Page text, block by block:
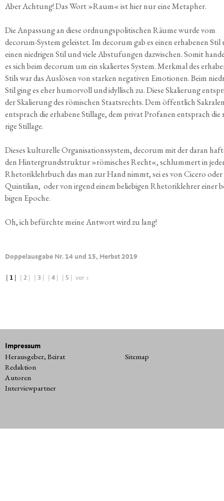
Aber Ach­tung! Das Wort »Raum« ist hier nur eine Metapher.
Die Anpas­sung an die­se ord­nungs­po­li­ti­schen Räu­me wur­de vom
decorum-Sys­tem geleis­tet. Im decorum gab es einen erha­be­nen Stil
einen nied­ri­gen Stil und vie­le Abstu­fun­gen dazwi­schen. Somit
es sich beim decorum um ein ska­lier­tes Sys­tem. Merk­mal des
Stils war das Aus­lö­sen von star­ken nega­ti­ven Emo­tio­nen. Beim
Stil ging es eher humor­voll und idyl­lisch zu. Die­se Ska­lie­rung
der Ska­lie­rung des römi­schen Staats­rechts. Dem öffent­lich
ent­sprach die erha­be­ne Stil­la­ge, dem pri­vat Pro­fa­nen ent­sprach die
ri­ge Stillage.
Die­ses kul­tu­rel­le Orga­ni­sa­ti­ons­sys­tem, decorum mit der dar­an
den Hin­ter­grund­struk­tur »römi­sches Recht«, schlum­mert in
Rhe­to­rik­lehr­buch das man zur Hand nimmt, sei es von Cice­ro
Quin­ti­li­an, oder von irgend einem belie­bi­gen Rhe­to­rik­leh­rer einer
bi­gen Epoche.
Oh, ich befürch­te mei­ne Ant­wort wird zu lang!
Doppelausgabe Nr. 14 und 15, Herbst 2019
1 2 3 4 5 vor >
Impressum
Herausgeber, Beirat
Redaktion
Autoren
Interviewpartner
Sitemap